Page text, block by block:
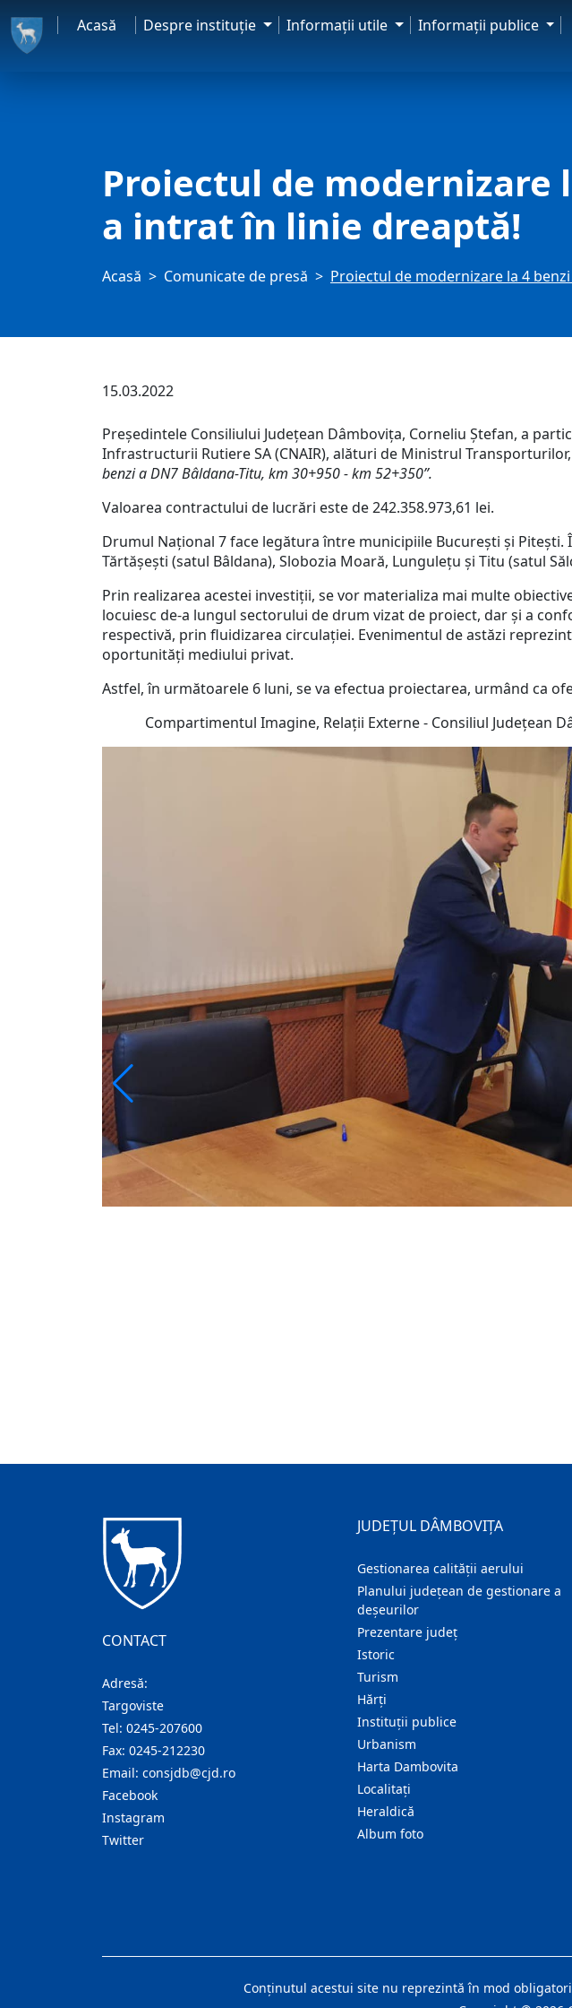
Acasă Despre instituţie Informaţii utile Informaţii publice
Proiectul de modernizare
a intrat în linie dreaptă!
Acasă Comunicate de presă Proiectul de modernizare la 4
15.03.2022
Președintele Consiliului Județean Dâmbovița, Corneliu Ștefan, a
Infrastructurii Rutiere SA (CNAIR), alături de Ministrul
benzi a DN7 Bâldana-Titu, km 30+950 - km 52+350”.
Valoarea contractului de lucrări este de 242.358.973,61 lei.
Drumul Național 7 face legătura între municipiile București și
Tărtășești (satul Bâldana), Slobozia Moară, Lungulețu și Titu (satul
Prin realizarea acestei investiții, se vor materializa mai multe
locuiesc de-a lungul sectorului de drum vizat de proiect, dar și a
respectivă, prin fluidizarea circulației. Evenimentul de astăzi
oportunități mediului privat.
Astfel, în următoarele 6 luni, se va efectua proiectarea, urmând ca
Compartimentul Imagine, Relații Externe - Consiliul Județean
CONTACT
Adresă:
Targoviste
Tel: 0245-207600
Fax: 0245-212230
Email: consjdb@cjd.ro
Facebook
Instagram
Twitter
JUDEȚUL DÂMBOVIȚA
Gestionarea calității aerului
Planului județean de gestionare a
deșeurilor
Prezentare judeţ
Istoric
Turism
Hărţi
Instituţii publice
Urbanism
Harta Dambovita
Localitaţi
Heraldică
Album foto
Conţinutul acestui site nu reprezintă în mod